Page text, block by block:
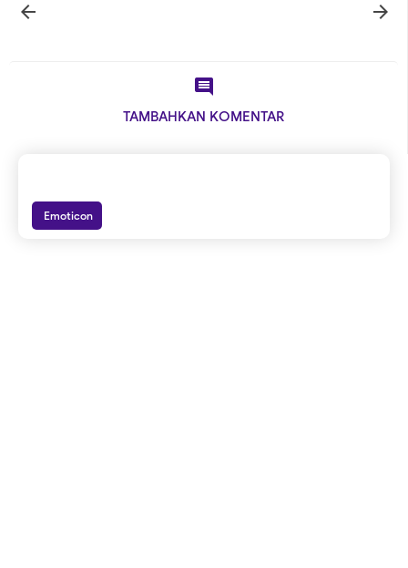
 

TAMBAHKAN KOMENTAR
Emoticon